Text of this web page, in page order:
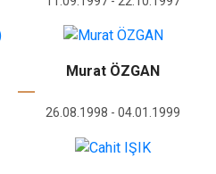
Murat ÖZGAN
26.08.1998 - 04.01.1999